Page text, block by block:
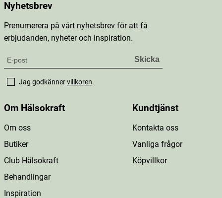
Nyhetsbrev
Prenumerera på vårt nyhetsbrev för att få
erbjudanden, nyheter och inspiration.
Jag godkännervillkoren.
Om Hälsokraft
Om oss
Butiker
Club Hälsokraft
Behandlingar
Inspiration
Kundtjänst
Kontakta oss
Vanliga frågor
Köpvillkor